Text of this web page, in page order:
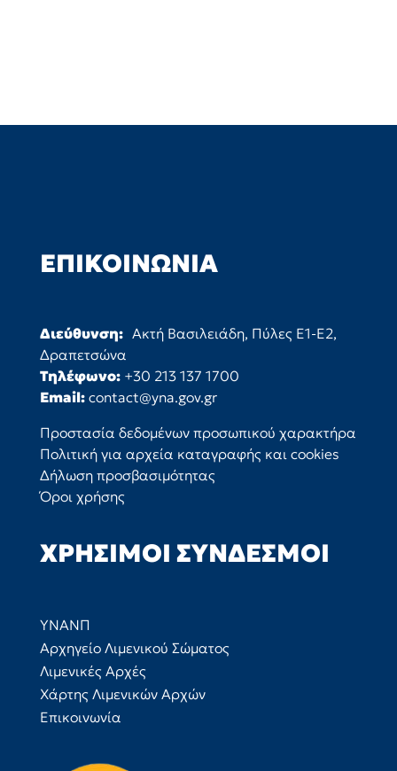
ΕΠΙΚΟΙΝΩΝΊΑ
Διεύθυνση: Ακτή Βασιλειάδη, Πύλες Ε1-Ε2,
Δραπετσώνα
Τηλέφωνο: +30 213 137 1700
Email: contact@yna.gov.gr
Προστασία δεδομένων προσωπικού χαρακτήρα
Πολιτική για αρχεία καταγραφής και cookies
Δήλωση προσβασιμότητας
Όροι χρήσης
ΧΡΉΣΙΜΟΙ ΣΎΝΔΕΣΜΟΙ
ΥΝΑΝΠ
Αρχηγείο Λιμενικού Σώματος
Λιμενικές Αρχές
Χάρτης Λιμενικών Αρχών
Επικοινωνία